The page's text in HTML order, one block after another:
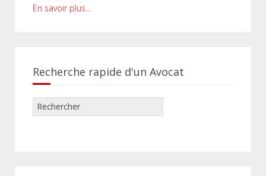
En savoir plus...
Recherche rapide d'un Avocat